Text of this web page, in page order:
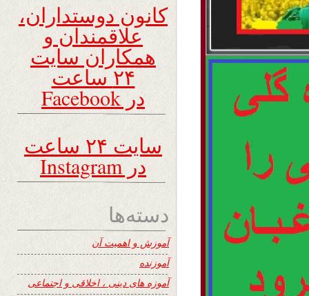
کانون دوستداران،
علاقمندان و
همکاران سایت
۲۴ ساعت
در Facebook
سایت ۲۴ ساعت
در Instagram
دسته‌ها
آموزش و اهمیت آن
آموزنده
آموزه های دینی ، اخلاقی و اجتماعی